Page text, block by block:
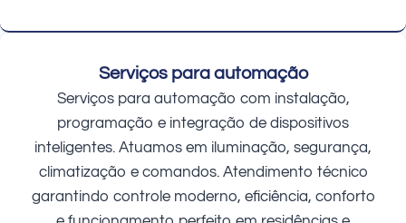
Serviços para automação
Serviços para automação com instalação,
programação e integração de dispositivos
inteligentes. Atuamos em iluminação, segurança,
climatização e comandos. Atendimento técnico
garantindo controle moderno, eficiência, conforto